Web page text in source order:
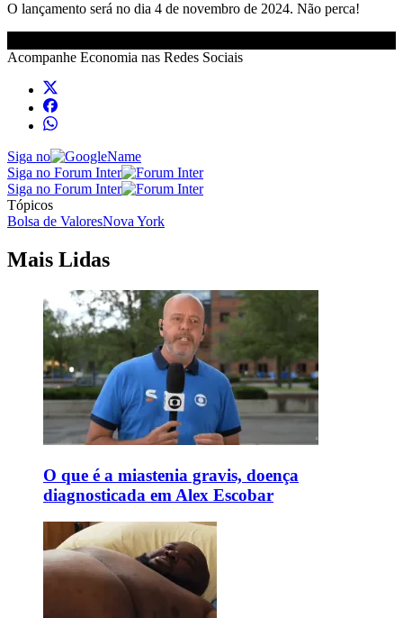
O lançamento será no dia 4 de novembro de 2024. Não perca!
Acompanhe Economia nas Redes Sociais
Siga no
Siga no Forum Inter
Siga no Forum Inter
Tópicos
Bolsa de ValoresNova York
Mais Lidas
O que é a miastenia gravis, doença
diagnosticada em Alex Escobar